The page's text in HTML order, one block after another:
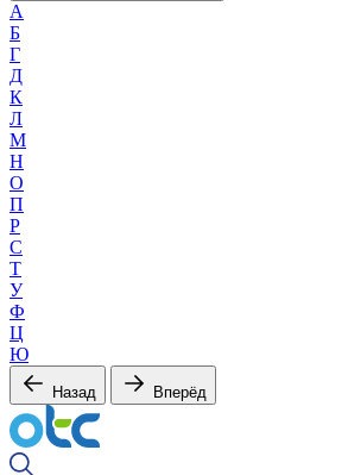
А
Б
Г
Д
К
Л
М
Н
О
П
Р
С
Т
У
Ф
Ц
Ю
Назад Вперёд